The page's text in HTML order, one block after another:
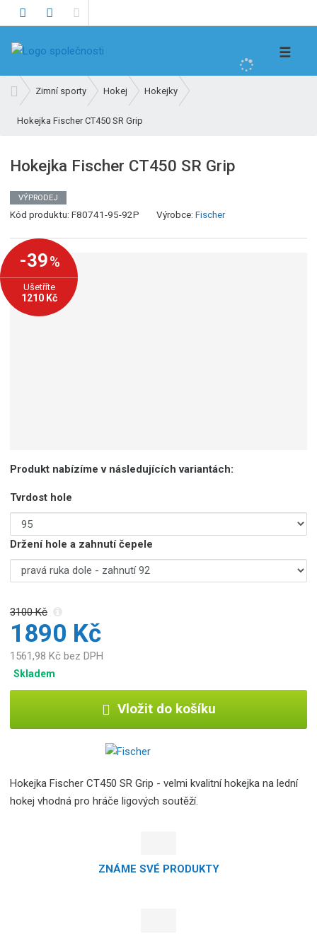
h
t
☰
v
o
í
t
r
n
a
Zimní sporty Hokej Hokejky
Hokejka Fischer CT450 SR Grip
Hokejka Fischer CT450 SR Grip
VÝPRODEJ
Kód produktu:F80741-95-92P Výrobce:Fischer
Produkt nabízíme v následujících variantách:
Tvrdost hole
Držení hole a zahnutí čepele
-39%
Ušetříte
1210 Kč
3100 Kč
1890 Kč
1561,98 Kč bez DPH
Skladem
Vložit do košíku
Hokejka Fischer CT450 SR Grip - velmi kvalitní hokejka na lední
hokej vhodná pro hráče ligových soutěží.
ZNÁME SVÉ PRODUKTY